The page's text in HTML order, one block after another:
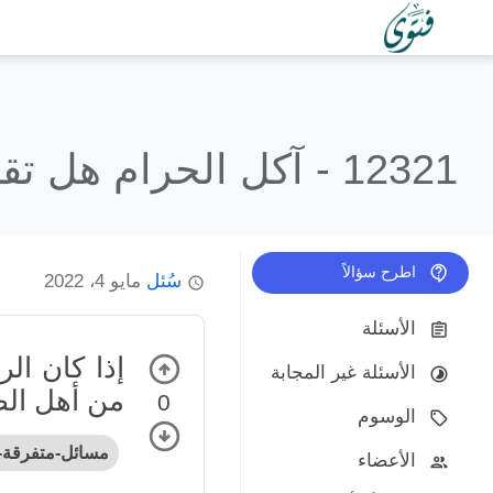
12321 - آكل الحرام هل
اطرح سؤالاً
الأسئلة
الأسئلة غير المجابة
الوسوم
الأعضاء
سُئل مايو 4، 2022
0
إذا كان
من أهل
مسائل-